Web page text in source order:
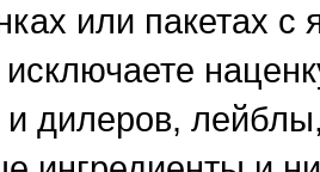
или пакетах
и дилеров,